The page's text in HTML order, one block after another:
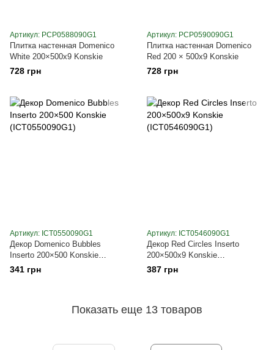
Артикул: PCP0588090G1
Плитка настенная Domenico
White 200×500x9 Konskie
728 грн
Артикул: PCP0590090G1
Плитка настенная Domenico
Red 200 × 500x9 Konskie
728 грн
Артикул: ICT0550090G1
Декор Domenico Bubbles
Inserto 200×500 Konskie
(ICT0550090G1)
341 грн
Артикул: ICT0546090G1
Декор Red Circles Inserto
200×500x9 Konskie
(ICT0546090G1)
387 грн
Показать еще 13 товаров